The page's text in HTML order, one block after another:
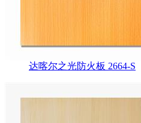
达喀尔之光防火板 2664-S